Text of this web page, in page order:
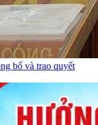
bố và trao quyết